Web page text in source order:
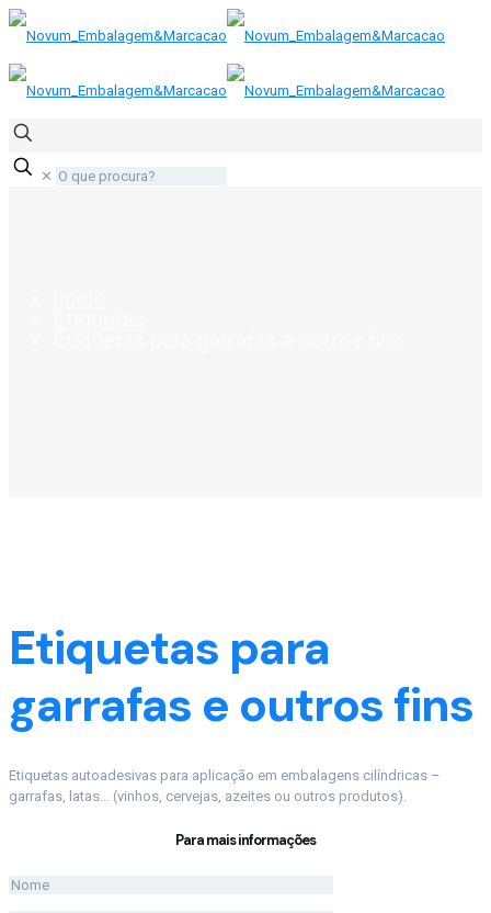
✕
Etiquetas para
garrafas e outros fins
Etiquetas autoadesivas para aplicação em embalagens cilíndricas –
garrafas, latas… (vinhos, cervejas, azeites ou outros produtos).
Para mais informações